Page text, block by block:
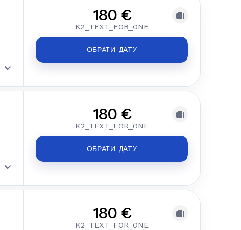
180 €
K2_TEXT_FOR_ONE
ОБРАТИ ДАТУ
180 €
K2_TEXT_FOR_ONE
ОБРАТИ ДАТУ
180 €
K2_TEXT_FOR_ONE